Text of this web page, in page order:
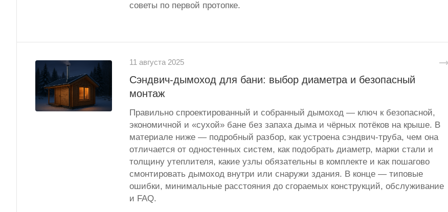
советы по первой протопке.
11 августа 2025
Сэндвич-дымоход для бани: выбор диаметра и безопасный
монтаж
Правильно спроектированный и собранный дымоход — ключ к безопасной,
экономичной и «сухой» бане без запаха дыма и чёрных потёков на крыше. В
материале ниже — подробный разбор, как устроена сэндвич-труба, чем она
отличается от одностенных систем, как подобрать диаметр, марки стали и
толщину утеплителя, какие узлы обязательны в комплекте и как пошагово
смонтировать дымоход внутри или снаружи здания. В конце — типовые
ошибки, минимальные расстояния до сгораемых конструкций, обслуживание
и FAQ.